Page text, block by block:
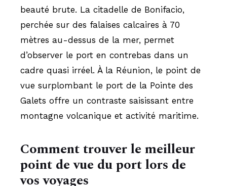
beauté brute. La citadelle de Bonifacio,
perchée sur des falaises calcaires à 70
mètres au-dessus de la mer, permet
d’observer le port en contrebas dans un
cadre quasi irréel. À la Réunion, le point de
vue surplombant le port de la Pointe des
Galets offre un contraste saisissant entre
montagne volcanique et activité maritime.
Comment trouver le meilleur
point de vue du port lors de
vos voyages